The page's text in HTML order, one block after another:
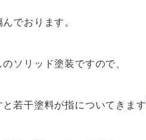
でおります。
ソリッド塗装ですので、
と若干塗料が指についてきます